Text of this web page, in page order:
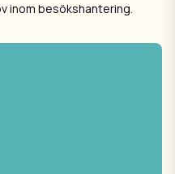
inom besökshantering.